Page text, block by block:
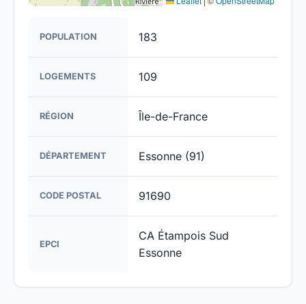
POPULATION 183
LOGEMENTS 109
RÉGION Île-de-France
DÉPARTEMENT Essonne (91)
CODE POSTAL 91690
EPCI
CA Étampois Sud
Essonne